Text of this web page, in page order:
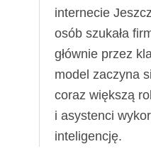
internecie
osób szukała
głównie przez
model zaczyna
coraz większą
i asystenci
inteligencję.